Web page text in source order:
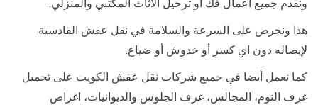
ونقدم جميع اعمال فك أو ترحيل الاثاث المكتبي والمنزلي.
هذا ونحرص على السرعة والسلامة في نقل عفش القادسية
لإيصاله دون اي كسر أو خدوش أو ضياع.
كما نعمل أيضا في جميع شركات نقل عفش الكويت على تحميل
غرف النوم، المجالس، غرف الجلوس والديوانيات، اغراض